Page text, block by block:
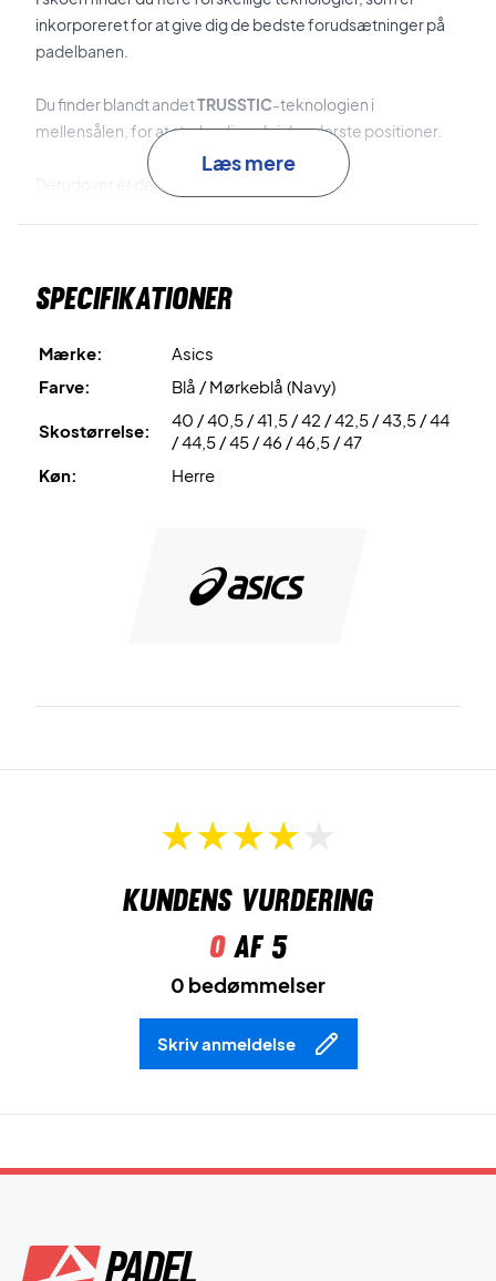
inkorporeret for at give dig de bedste forudsætninger på
padelbanen.
Du finder blandt andetTRUSSTIC-teknologien i
mellensålen, for at styrke dig selv i de yderste positioner.
Derudover er der i skoen støbt
give suveræn stødabsorbering.
Super god padelsko fra Asics - Shop den i dag !
Læs mere
Specifikationer
Mærke:
Asics
Farve:
Blå / Mørkeblå (Navy)
Skostørrelse:
40 / 40,5 / 41,5 / 42 / 42,5 / 43,5 / 44
/ 44,5 / 45 / 46 / 46,5 / 47
Køn:
Herre
Kundens vurdering
0af 5
0 bedømmelser
Skriv anmeldelse